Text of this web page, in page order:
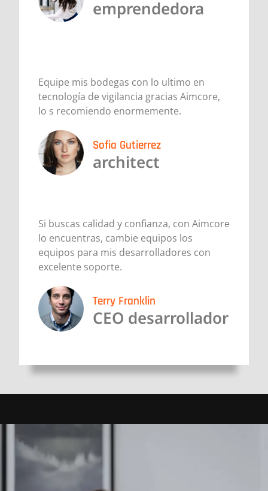
emprendedora
Equipe mis bodegas con lo ultimo en
tecnología de vigilancia gracias Aimcore,
lo s recomiendo enormemente.
Sofia Gutierrez
architect
Si buscas calidad y confianza, con Aimcore
lo encuentras, cambie equipos los
equipos para mis desarrolladores con
excelente soporte.
Terry Franklin
CEO desarrollador